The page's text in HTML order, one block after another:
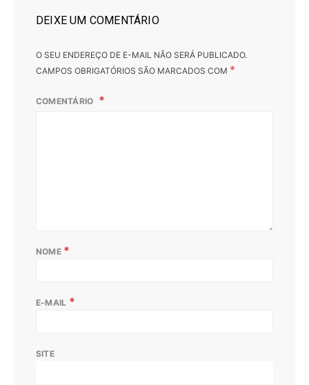
DEIXE UM COMENTÁRIO
O SEU ENDEREÇO DE E-MAIL NÃO SERÁ PUBLICADO.
CAMPOS OBRIGATÓRIOS SÃO MARCADOS COM *
COMENTÁRIO
NOME *
E-MAIL *
SITE